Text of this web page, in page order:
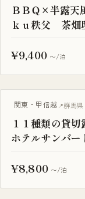
ＢＢＱ×半露天
ｋｕ秩父 茶畑
¥9,400 〜/泊
一棟貸し
関東・甲信越 群馬県
１１種類の貸
ホテルサンバー
¥8,800 〜/泊